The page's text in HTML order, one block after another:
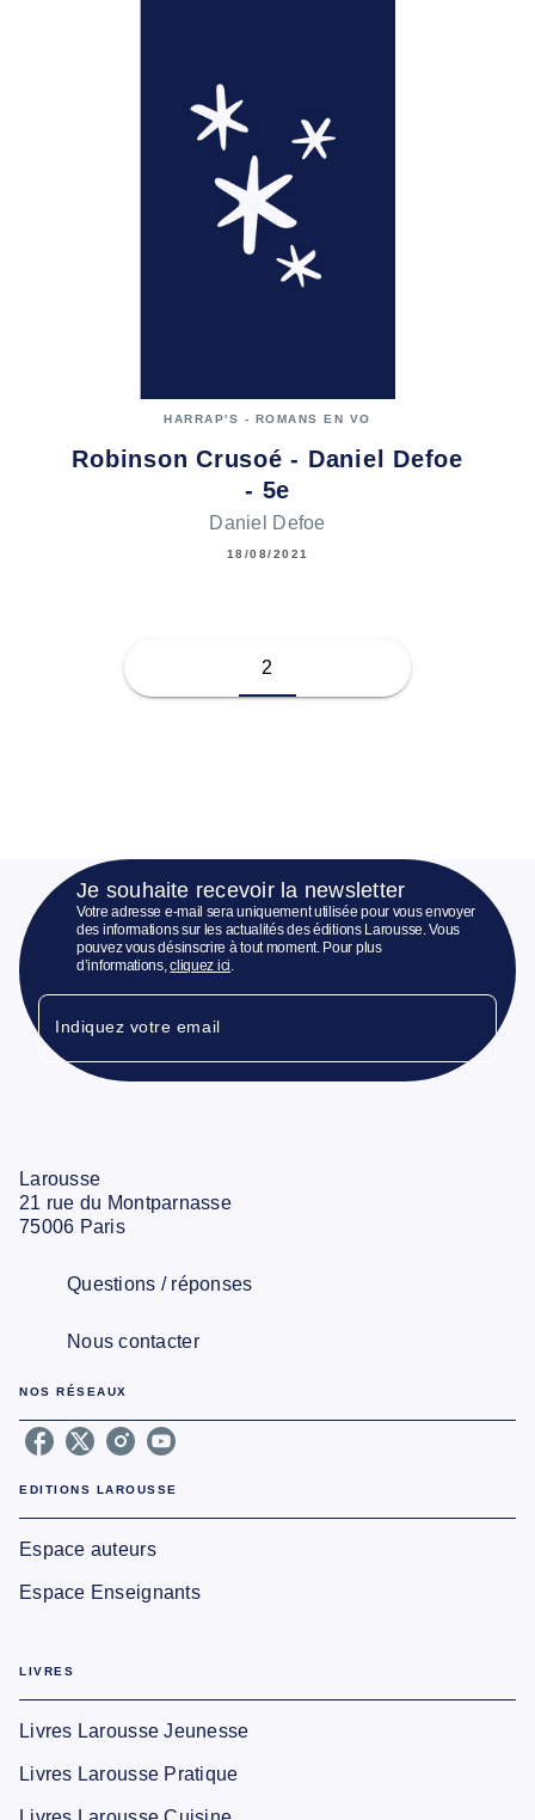
HARRAP'S - ROMANS EN VO
Robinson Crusoé - Daniel Defoe
- 5e
Daniel Defoe
18/08/2021
2
Je souhaite recevoir la newsletter
Votre adresse e-mail sera uniquement utilisée pour vous envoyer
des informations sur les actualités des éditions Larousse. Vous
pouvez vous désinscrire à tout moment. Pour plus
d’informations,cliquez ici.
Indiquez votre email
Larousse
21 rue du Montparnasse
75006 Paris
Questions / réponses
Nous contacter
NOS RÉSEAUX
EDITIONS LAROUSSE
Espace auteurs
Espace Enseignants
LIVRES
Livres Larousse Jeunesse
Livres Larousse Pratique